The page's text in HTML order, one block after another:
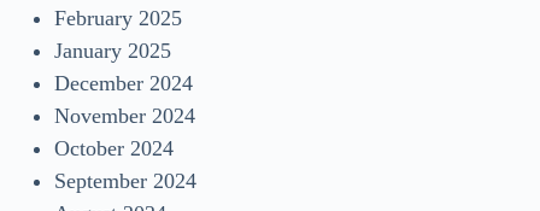
February 2025
January 2025
December 2024
November 2024
October 2024
September 2024